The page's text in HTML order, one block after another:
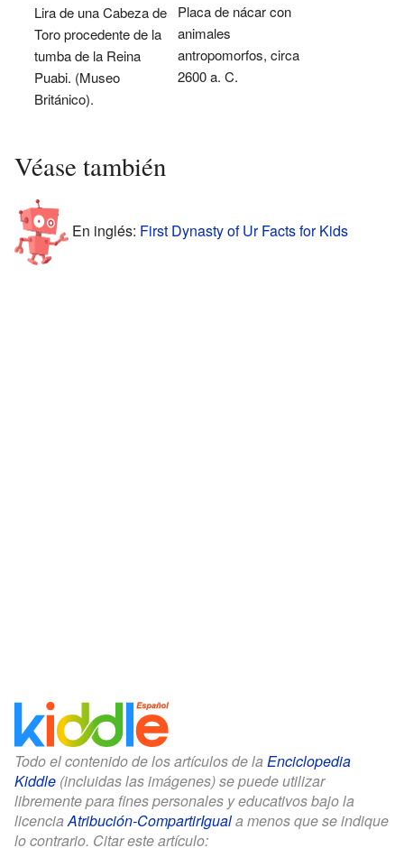
Lira de una Cabeza de
Toro procedente de la
tumba de la Reina
Puabi. (Museo
Británico).
Placa de nácar con
animales
antropomorfos, circa
2600 a. C.
Véase también
En inglés: First Dynasty of Ur Facts for Kids
Todo el contenido de los artículos de la Enciclopedia
Kiddle (incluidas las imágenes) se puede utilizar
libremente para fines personales y educativos bajo la
licenciaAtribución-CompartirIguala menos que se indique
lo contrario. Citar este artículo: